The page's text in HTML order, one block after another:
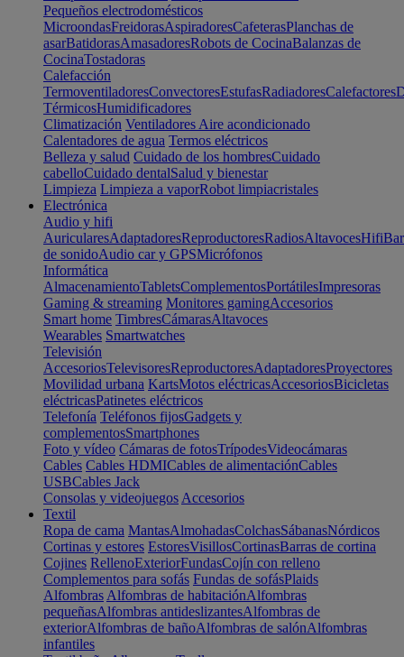
Pequeños electrodomésticos
MicroondasFreidorasAspiradoresCafeterasPlanchas de
asarBatidorasAmasadoresRobots de CocinaBalanzas de
CocinaTostadoras
Calefacción
TermoventiladoresConvectoresEstufasRadiadoresCalefactores
TérmicosHumidificadores
Climatización Ventiladores Aire acondicionado
Calentadores de agua Termos eléctricos
Belleza y salud Cuidado de los hombresCuidado
cabelloCuidado dentalSalud y bienestar
Limpieza Limpieza a vaporRobot limpiacristales
Electrónica
Audio y hifi
AuricularesAdaptadoresReproductoresRadiosAltavocesHifi
de sonidoAudio car y GPSMicrófonos
Informática
AlmacenamientoTabletsComplementosPortátilesImpresoras
Gaming & streaming Monitores gamingAccesorios
Smart home TimbresCámarasAltavoces
Wearables Smartwatches
Televisión
AccesoriosTelevisoresReproductoresAdaptadoresProyectores
Movilidad urbana KartsMotos eléctricasAccesoriosBicicletas
eléctricasPatinetes eléctricos
Telefonía Teléfonos fijosGadgets y
complementosSmartphones
Foto y vídeo Cámaras de fotosTrípodesVideocámaras
Cables Cables HDMICables de alimentaciónCables
USBCables Jack
Consolas y videojuegos Accesorios
Textil
Ropa de cama MantasAlmohadasColchasSábanasNórdicos
Cortinas y estores EstoresVisillosCortinasBarras de cortina
Cojines RellenoExteriorFundasCojín con relleno
Complementos para sofás Fundas de sofásPlaids
Alfombras Alfombras de habitaciónAlfombras
pequeñasAlfombras antideslizantesAlfombras de
exteriorAlfombras de bañoAlfombras de salónAlfombras
infantiles